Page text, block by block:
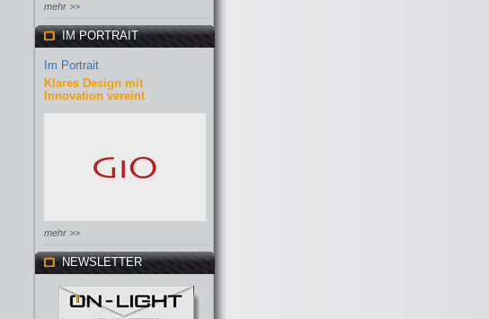
mehr >>
IM PORTRAIT
Im Portrait
Klares Design mit
Innovation vereint
mehr >>
NEWSLETTER